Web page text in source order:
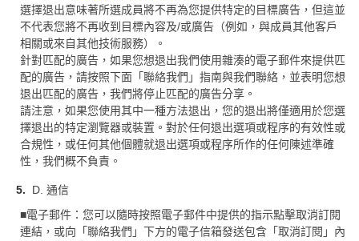
選擇退出意味著所選成員將不再為您提供特定的目標廣告，但這並
不代表您將不再收到目標內容及/或廣告（例如，與成員其他客戶
相關或來自其他技術服務）。
針對匹配的廣告，如果您想退出我們使用雜湊的電子郵件來提供匹
配的廣告，請按照下面「聯絡我們」指南與我們聯絡，並表明您想
退出匹配的廣告，我們將停止匹配的廣告分享。
請注意，如果您使用其中一種方法退出，您的退出將僅適用於您選
擇退出的特定瀏覽器或裝置。對於任何退出選項或程序的有效性或
合規性，或任何其他個體就退出選項或程序所作的任何陳述準確
性，我們概不負責。
D. 通信
■電子郵件：您可以隨時按照電子郵件中提供的指示點擊取消訂閱
連結，或向「聯絡我們」下方的電子信箱發送包含「取消訂閱」內